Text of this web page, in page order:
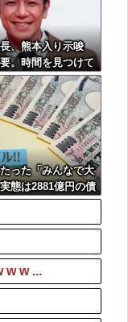
、熊本入り示唆
。時間を見つけて
った「みんなで大
態は2881億円の債
w w ...